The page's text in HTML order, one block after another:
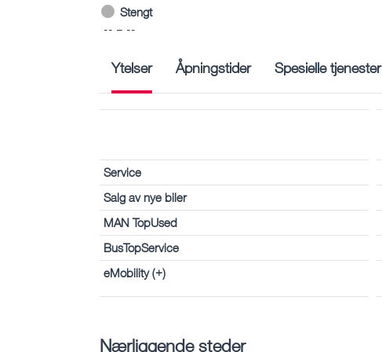
Stengt
-- – --
Ytelser Åpningstider Spesielle tjenester
Service
Salg av nye biler
MAN TopUsed
BusTopService
eMobility (+)
Nærliggende steder